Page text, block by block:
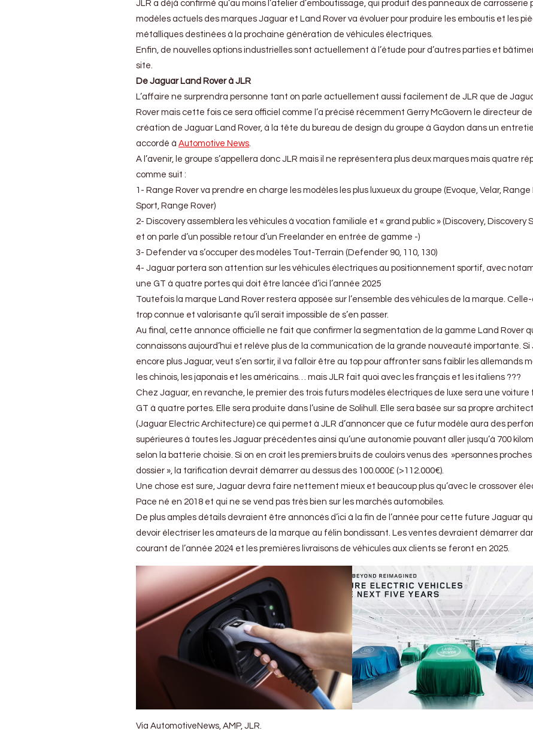
JLR a déjà confirmé qu’au moins l’atelier d’emboutissage, qui produit des panneaux de carrosserie
modèles actuels des marques Jaguar et Land Rover va évoluer pour produire les emboutis et les
métalliques destinées à la prochaine génération de véhicules électriques.
Enfin, de nouvelles options industrielles sont actuellement à l’étude pour d’autres parties et
site.
De Jaguar Land Rover à JLR
L’affaire ne surprendra personne tant on parle actuellement aussi facilement de JLR que de
Rover mais cette fois ce sera officiel comme l’a précisé récemment Gerry McGovern le directeur de
création de Jaguar Land Rover, à la tête du bureau de design du groupe à Gaydon dans un
accordé à Automotive News.
A l’avenir, le groupe s’appellera donc JLR mais il ne représentera plus deux marques mais quatre
comme suit :
1- Range Rover va prendre en charge les modèles les plus luxueux du groupe (Evoque, Velar, Range
Sport, Range Rover)
2- Discovery assemblera les véhicules à vocation familiale et « grand public » (Discovery, Discovery
et on parle d’un possible retour d’un Freelander en entrée de gamme -)
3- Defender va s’occuper des modèles Tout-Terrain (Defender 90, 110, 130)
4- Jaguar portera son attention sur les véhicules électriques au positionnement sportif, avec
une GT à quatre portes qui doit être lancée d’ici l’année 2025
Toutefois la marque Land Rover restera apposée sur l’ensemble des véhicules de la marque.
trop connue et valorisante qu’il serait impossible de s’en passer.
Au final, cette annonce officielle ne fait que confirmer la segmentation de la gamme Land Rover
connaissons aujourd’hui et relève plus de la communication de la grande nouveauté importante. Si
encore plus Jaguar, veut s’en sortir, il va falloir être au top pour affronter sans faiblir les allemands
les chinois, les japonais et les américains… mais JLR fait quoi avec les français et les italiens ???
Chez Jaguar, en revanche, le premier des trois futurs modèles électriques de luxe sera une voiture
GT à quatre portes. Elle sera produite dans l’usine de Solihull. Elle sera basée sur sa propre
(Jaguar Electric Architecture) ce qui permet à JLR d’annoncer que ce futur modèle aura des
supérieures à toutes les Jaguar précédentes ainsi qu’une autonomie pouvant aller jusqu’à 700
selon la batterie choisie. Si on en croit les premiers bruits de couloirs venus des »personnes proches
dossier », la tarification devrait démarrer au dessus des 100.000£ (>112.000€).
Une chose est sure, Jaguar devra faire nettement mieux et beaucoup plus qu’avec le crossover
Pace né en 2018 et qui ne se vend pas très bien sur les marchés automobiles.
De plus amples détails devraient être annoncés d’ici à la fin de l’année pour cette future Jaguar
devoir électriser les amateurs de la marque au félin bondissant. Les ventes devraient démarrer
courant de l’année 2024 et les premières livraisons de véhicules aux clients se feront en 2025.
Via AutomotiveNews, AMP, JLR.